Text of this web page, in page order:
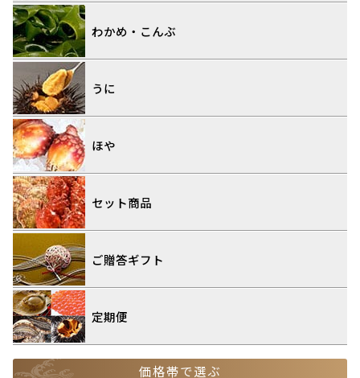
わかめ・こんぶ
うに
ほや
セット商品
ご贈答ギフト
定期便
価格帯で選ぶ